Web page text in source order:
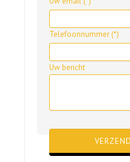
Telefoonnummer (*)
Uw bericht
Gelieve dit veld leeg te